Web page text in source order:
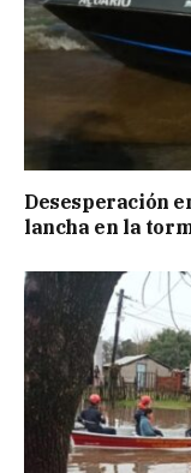
Desesperación
lancha en la